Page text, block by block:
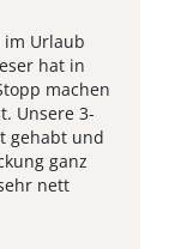
im Urlaub
hat in
machen
Unsere 3-
gehabt und
ganz
nett